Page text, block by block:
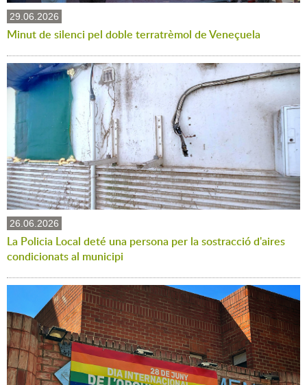
29.06.2026
Minut de silenci pel doble terratrèmol de Veneçuela
26.06.2026
La Policia Local deté una persona per la sostracció d'aires
condicionats al municipi